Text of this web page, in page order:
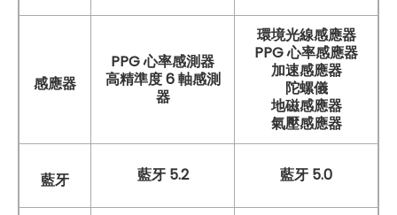
感應器
PPG 心率感測器
高精準度 6 軸感測
器
環境光線感應器
PPG 心率感應器
加速感應器
陀螺儀
地磁感應器
氣壓感應器
藍牙 藍牙 5.2 藍牙 5.0